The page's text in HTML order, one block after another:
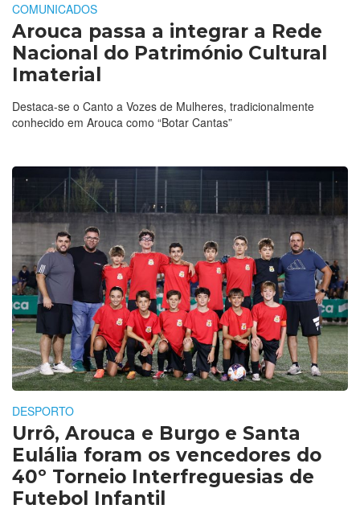
COMUNICADOS
Arouca passa a integrar a Rede
Nacional do Património Cultural
Imaterial
Destaca-se o Canto a Vozes de Mulheres, tradicionalmente
conhecido em Arouca como “Botar Cantas”
DESPORTO
Urrô, Arouca e Burgo e Santa
Eulália foram os vencedores do
40º Torneio Interfreguesias de
Futebol Infantil